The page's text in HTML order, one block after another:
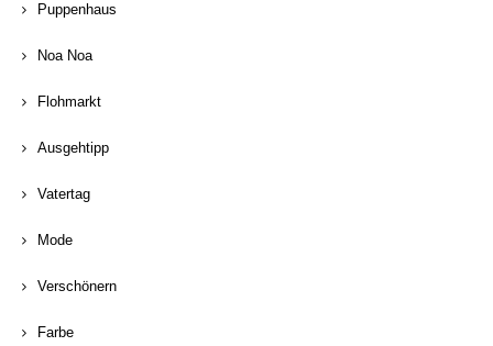
Puppenhaus
Noa Noa
Flohmarkt
Ausgehtipp
Vatertag
Mode
Verschönern
Farbe